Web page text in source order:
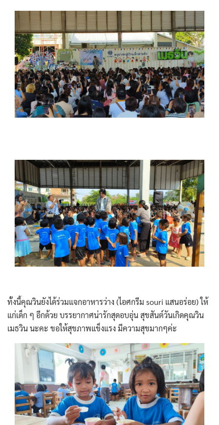
ทั้งนี้คุณวินยังได้ร่วมแจกอาหารว่าง (ไอศกรีม souri แสนอร่อย) ให้
แก่เด็ก ๆ อีกด้วย บรรยากาศน่ารักสุดอบอุ่นสุขสันต์วันเกิดคุณวิน
เมธวิน นะคะ ขอให้สุขภาพแข็งแรง มีความสุขมากๆค่ะ